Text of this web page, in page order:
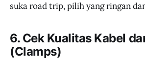
suka road trip, pilih yang ringan
6. Cek Kualitas Kabel
(Clamps)